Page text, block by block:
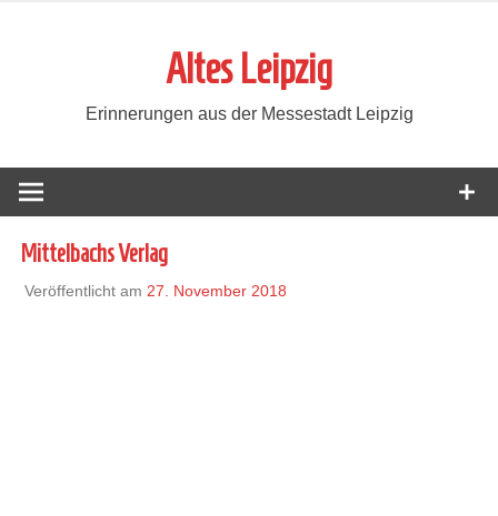
Altes Leipzig
Erinnerungen aus der Messestadt Leipzig
Mittelbachs Verlag
Veröffentlicht am 27. November 2018